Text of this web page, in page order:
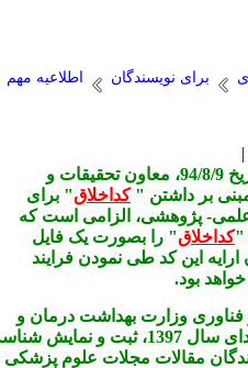
برای نویسندگان اطلاعیه مهم
پیرو نامه شماره 3329/د/700 در تاریخ 94/8/9، معاون تحقیقات و
بر داشتن " کداخلاق" برای
پژوهشی، الزامی است که
کداخلاق" را بصورت یک فایل
این کد طی نمودن فرایند
بود.
وزارت بهداشت درمان و
آموزش پزشکی مقرر گردید از ابتدای سال 1397، ثبت و نمایش شناسه
مقالات مجلات علوم پزشکی